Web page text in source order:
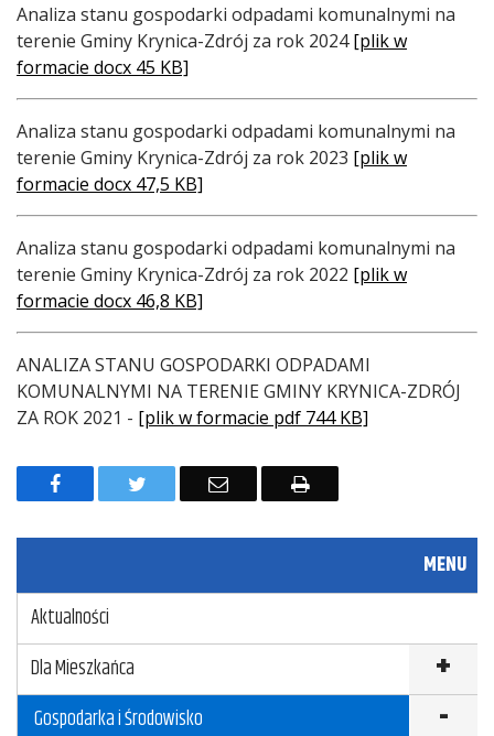
Analiza stanu gospodarki odpadami komunalnymi na
terenie Gminy Krynica-Zdrój za rok 2024[plik w
formacie docx 45 KB]
Analiza stanu gospodarki odpadami komunalnymi na
terenie Gminy Krynica-Zdrój za rok 2023 [plik w
formacie docx 47,5 KB]
Analiza stanu gospodarki odpadami komunalnymi na
terenie Gminy Krynica-Zdrój za rok 2022 [plik w
formacie docx 46,8 KB]
ANALIZA STANU GOSPODARKI ODPADAMI
KOMUNALNYMI NA TERENIE GMINY KRYNICA-ZDRÓJ
ZA ROK 2021 - [plik w formacie pdf 744 KB]
F
e
b
o
o
k
T
t
r
E
i
D
k
MENU
Aktualności
Dla Mieszkańca
Gospodarka i Środowisko